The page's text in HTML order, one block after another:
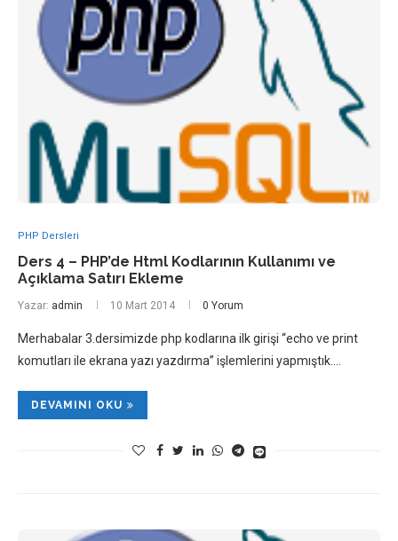
PHP Dersleri
Ders 4 – PHP’de Html Kodlarının Kullanımı ve
Açıklama Satırı Ekleme
Yazar: admin 10 Mart 2014 0 Yorum
Merhabalar 3.dersimizde php kodlarına ilk girişi “echo ve print
komutları ile ekrana yazı yazdırma” işlemlerini yapmıştık.…
DEVAMINI OKU